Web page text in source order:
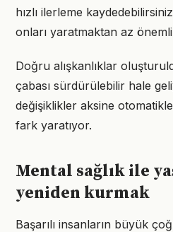
hızlı ilerleme
onları yaratmaktan az
Doğru alışkanlıklar
çabası sürdürülebilir hale
değişiklikler aksine
fark yaratıyor.
Mental sağlık ile
yeniden kurmak
Başarılı insanların büyük